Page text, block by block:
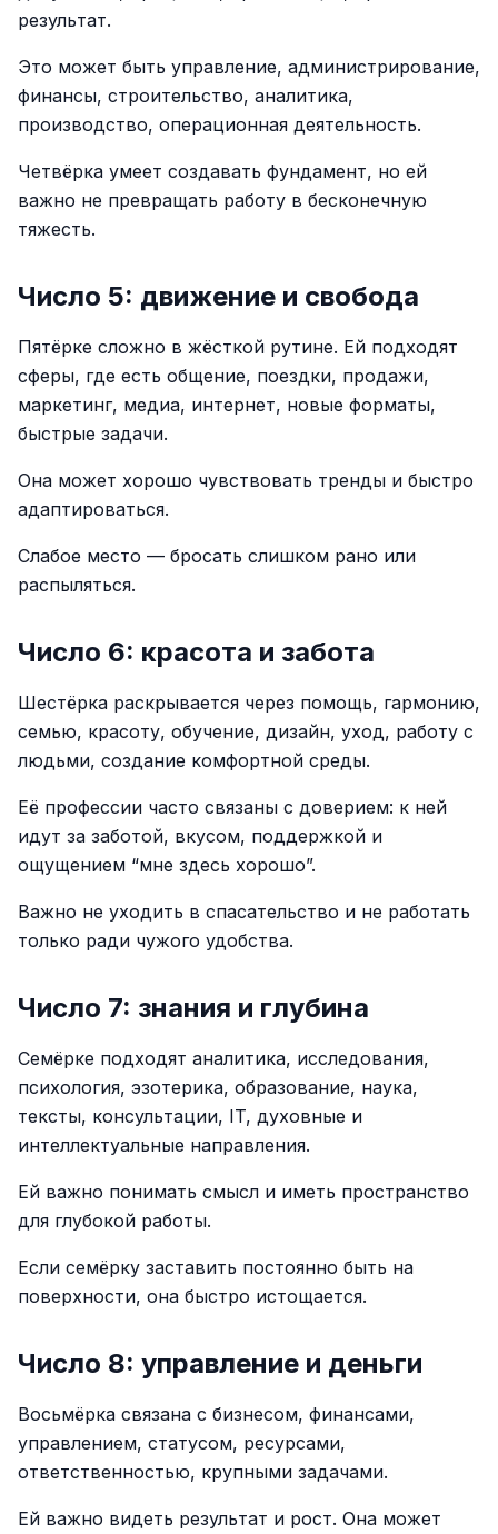
результат.
Это может быть управление, администрирование,
финансы, строительство, аналитика,
производство, операционная деятельность.
Четвёрка умеет создавать фундамент, но ей
важно не превращать работу в бесконечную
тяжесть.
Число 5: движение и свобода
Пятёрке сложно в жёсткой рутине. Ей подходят
сферы, где есть общение, поездки, продажи,
маркетинг, медиа, интернет, новые форматы,
быстрые задачи.
Она может хорошо чувствовать тренды и быстро
адаптироваться.
Слабое место — бросать слишком рано или
распыляться.
Число 6: красота и забота
Шестёрка раскрывается через помощь, гармонию,
семью, красоту, обучение, дизайн, уход, работу с
людьми, создание комфортной среды.
Её профессии часто связаны с доверием: к ней
идут за заботой, вкусом, поддержкой и
ощущением “мне здесь хорошо”.
Важно не уходить в спасательство и не работать
только ради чужого удобства.
Число 7: знания и глубина
Семёрке подходят аналитика, исследования,
психология, эзотерика, образование, наука,
тексты, консультации, IT, духовные и
интеллектуальные направления.
Ей важно понимать смысл и иметь пространство
для глубокой работы.
Если семёрку заставить постоянно быть на
поверхности, она быстро истощается.
Число 8: управление и деньги
Восьмёрка связана с бизнесом, финансами,
управлением, статусом, ресурсами,
ответственностью, крупными задачами.
Ей важно видеть результат и рост. Она может